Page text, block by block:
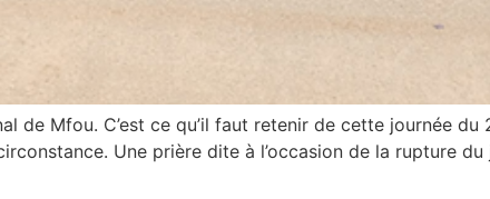
de Mfou. C’est ce qu’il faut retenir de cette journée
Une prière dite à l’occasion de la rupture du